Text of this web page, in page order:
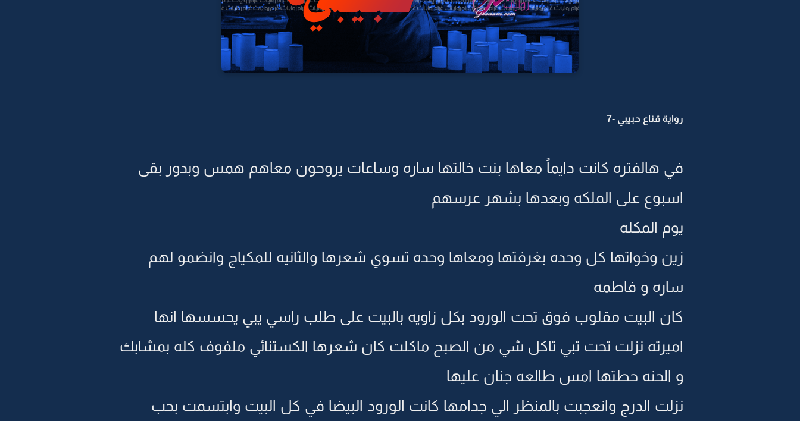
رواية قناع حبيبي -7
في هالفتره كانت دايماً معاها بنت خالتها ساره وساعات يروحون معاهم همس وبدور بقى
اسبوع على الملكه وبعدها بشهر عرسهم
يوم المكله
زين وخواتها كل وحده بغرفتها ومعاها وحده تسوي شعرها والثانيه للمكياج وانضمو لهم
ساره و فاطمه
كان البيت مقلوب فوق تحت الورود بكل زاويه بالبيت على طلب راسي يبي يحسسها انها
اميرته نزلت تحت تبي تاكل شي من الصبح ماكلت كان شعرها الكستنائي ملفوف كله بمشابك
و الحنه حطتها امس طالعه جنان عليها
نزلت الدرج وانعجبت بالمنظر الي جدامها كانت الورود البيضا في كل البيت وابتسمت بحب